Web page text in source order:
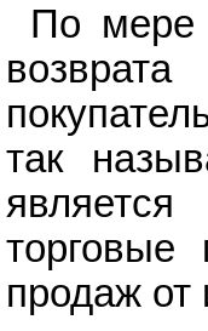
По мере
так
продаж от